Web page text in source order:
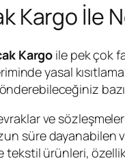
Kargo İle
Kargo ile pek çok
yasal
ve
süre dayanabilen
tekstil ürünleri,